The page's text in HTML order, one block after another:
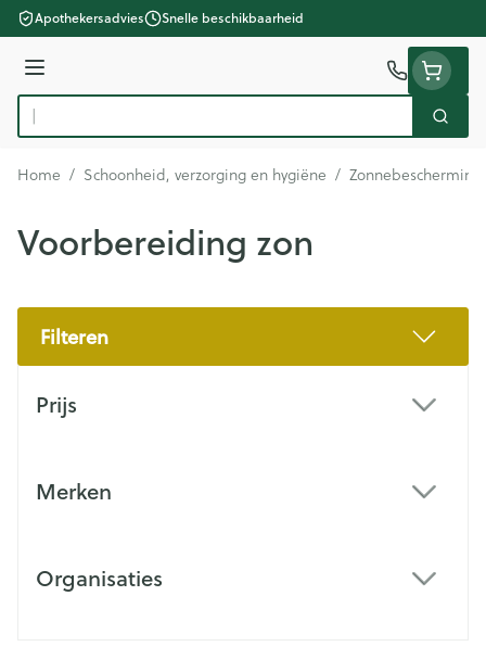
Ga naar de inhoud
Apothekersadvies Snelle beschikbaarheid
Menu
Product, merk, categorie...
Zoek
Home / Schoonheid, verzorging en hygiëne / Zonnebescherming
Voorbereiding zon
Filteren
Prijs
Merken
Organisaties